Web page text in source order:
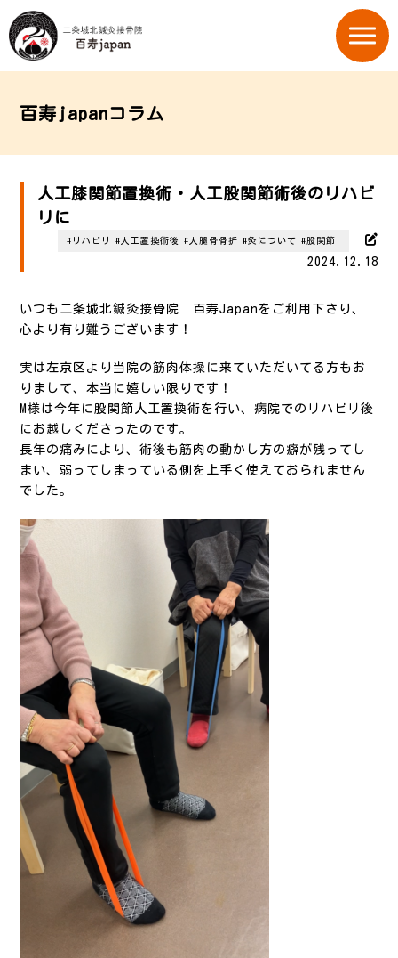
百寿japanコラム
人工膝関節置換術・人工股関節術後のリハビ
リに
#リハビリ #人工置換術後 #大腿骨骨折 #灸について #股関節
2024.12.18
いつも二条城北鍼灸接骨院 百寿Japanをご利用下さり、
心より有り難うございます！
実は左京区より当院の筋肉体操に来ていただいてる方もお
りまして、本当に嬉しい限りです！
M様は今年に股関節人工置換術を行い、病院でのリハビリ後
にお越しくださったのです。
長年の痛みにより、術後も筋肉の動かし方の癖が残ってし
まい、弱ってしまっている側を上手く使えておられません
でした。